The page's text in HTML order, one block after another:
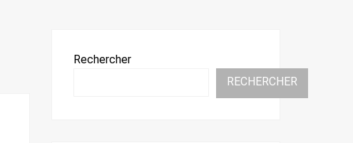
Rechercher
RECHERCHER